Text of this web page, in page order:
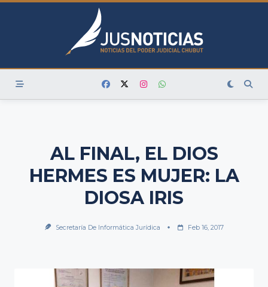
Skip
AL FINAL, EL DIOS
HERMES ES MUJER: LA
DIOSA IRIS
Secretaría De Informática Jurídica Feb 16, 2017